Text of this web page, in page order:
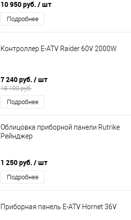
10 950 руб. / шт
Подробнее
Контроллер E-ATV Raider 60V 2000W
7 240 руб. / шт
18 100 руб.
Подробнее
Облицовка приборной панели Rutrike
Рейнджер
1 250 руб. / шт
Подробнее
Приборная панель E-ATV Hornet 36V